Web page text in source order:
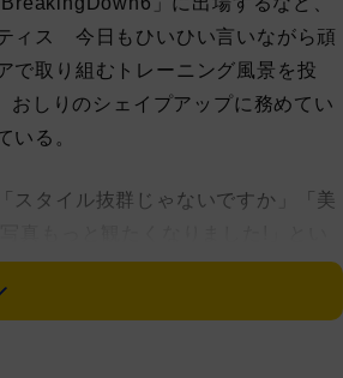
ィス 今日もひいひい言いながら頑
で取り組むトレーニング風景を投
しりのシェイプアップに務めてい
いる。
タイル抜群じゃないですか」「美